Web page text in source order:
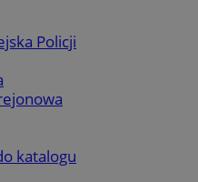
Policji
katalogu